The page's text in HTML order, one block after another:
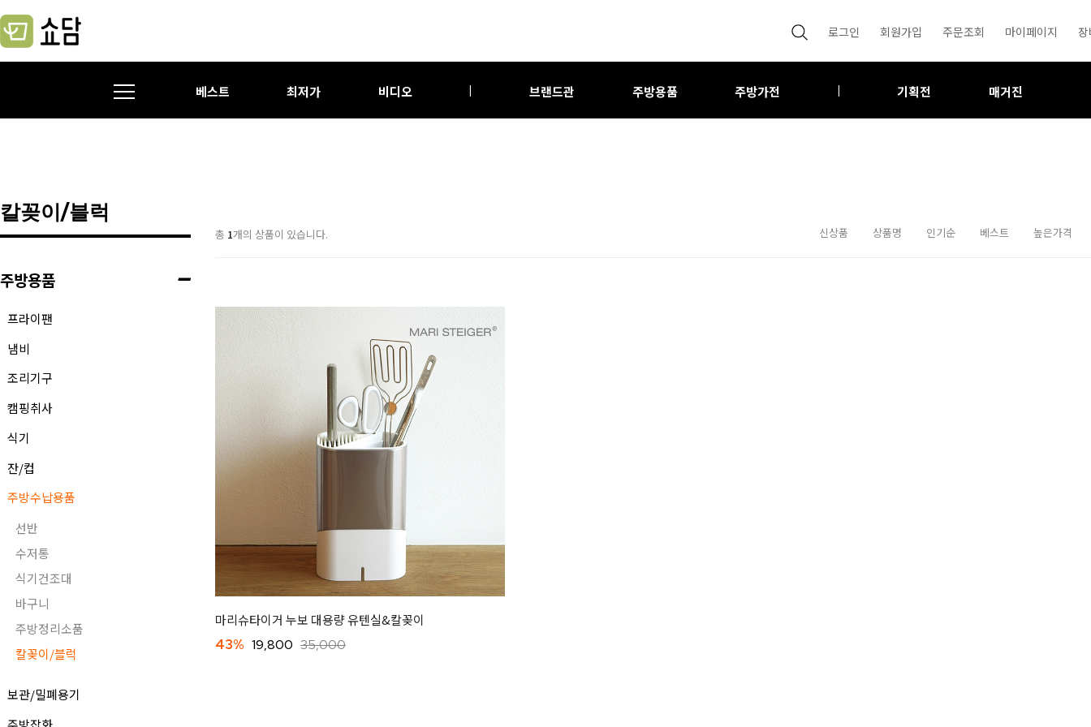
로그인 회원가입 주문조회 마이페이지
베스트 최저가 비디오 | 브랜드관 주방용품 주방가전 | 기획전 매거진
칼꽂이/블럭
주방용품
프라이팬
냄비
조리기구
캠핑취사
식기
잔/컵
주방수납용품
선반
수저통
식기건조대
바구니
주방정리소품
칼꽂이/블럭
보관/밀폐용기
총 1개의 상품이 있습니다. 신상품 상품명 인기순 베스트 높은가격
마리슈타이거 누보 대용량 유텐실&칼꽂이
43% 19,800 35,000